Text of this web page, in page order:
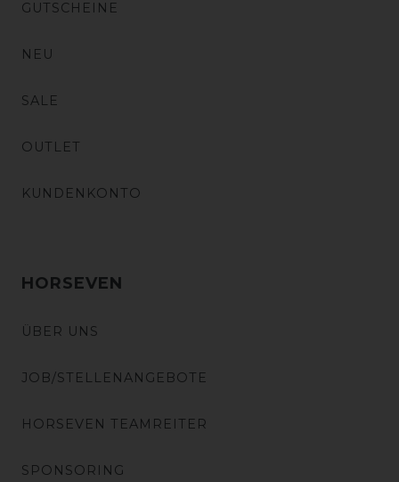
GUTSCHEINE
NEU
SALE
OUTLET
KUNDENKONTO
HORSEVEN
ÜBER UNS
JOB/STELLENANGEBOTE
HORSEVEN TEAMREITER
SPONSORING